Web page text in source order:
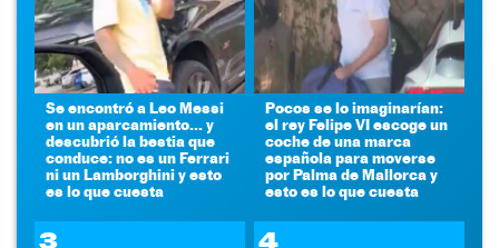
Se encontró a Leo Messi
en un aparcamiento... y
descubrió la bestia que
conduce: no es un Ferrari
ni un Lamborghini y esto
es lo que cuesta
Pocos se lo imaginarían:
el rey Felipe VI escoge un
coche de una marca
española para moverse
por Palma de Mallorca y
esto es lo que cuesta
3 4